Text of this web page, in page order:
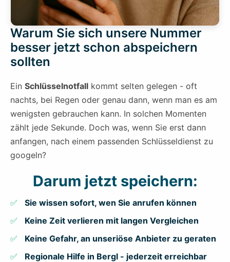
Warum Sie sich unsere Nummer
besser jetzt schon abspeichern
sollten
Ein Schlüsselnotfall kommt selten gelegen - oft
nachts, bei Regen oder genau dann, wenn man es am
wenigsten gebrauchen kann. In solchen Momenten
zählt jede Sekunde. Doch was, wenn Sie erst dann
anfangen, nach einem passenden Schlüsseldienst zu
googeln?
Darum jetzt speichern:
Sie wissen sofort, wen Sie anrufen können
Keine Zeit verlieren mit langen Vergleichen
Keine Gefahr, an unseriöse Anbieter zu geraten
Regionale Hilfe in Bergl - jederzeit erreichbar